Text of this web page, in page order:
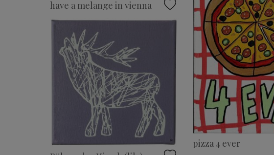
have a melange in vienna
pizza 4 ever